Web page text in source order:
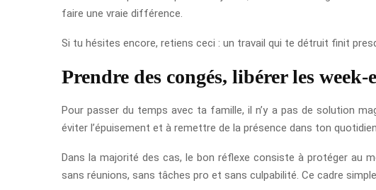
faire une vraie différence.
Si tu hésites encore, retiens ceci : un travail qui te détruit finit
Prendre des congés, libérer les week-
Pour passer du temps avec ta famille, il n’y a pas de solution
éviter l’épuisement et à remettre de la présence dans ton quotidien.
Dans la majorité des cas, le bon réflexe consiste à protéger au
sans réunions, sans tâches pro et sans culpabilité. Ce cadre